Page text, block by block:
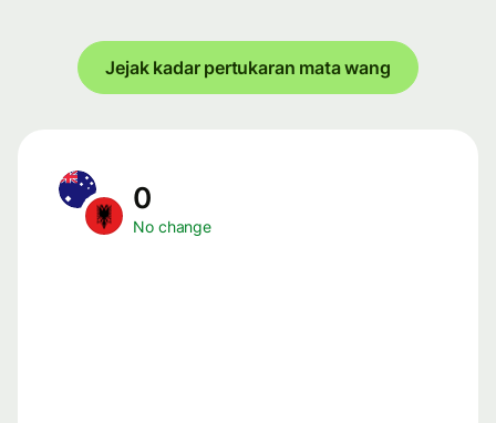
Jejak kadar pertukaran mata wang
0
No change